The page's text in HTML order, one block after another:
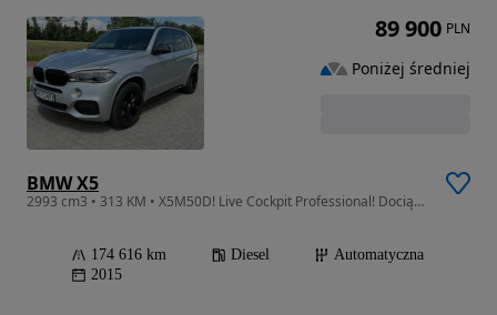
BMW X5
2993 cm3 • 313 KM • X5M50D! Live Cockpit Professional! Dociągi! Wentylowane fotele! 381 KM
174 616 km Diesel
Automatyczna
2015
89 900 PLN
Poniżej średniej